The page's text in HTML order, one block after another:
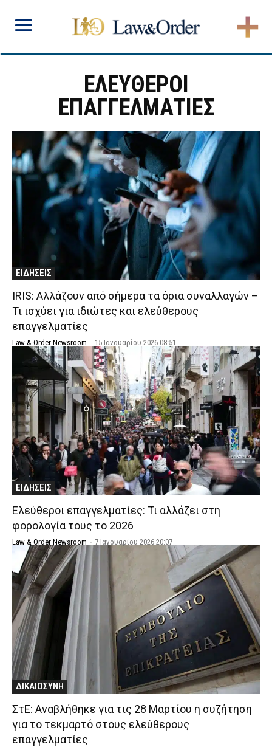
ΕΛΕΥΘΕΡΟΙ
ΕΠΑΓΓΕΛΜΑΤΙΕΣ
ΕΙΔΗΣΕΙΣ
IRIS: Αλλάζουν από σήμερα τα όρια συναλλαγών –
Τι ισχύει για ιδιώτες και ελεύθερους
επαγγελματίες
Law & Order Newsroom - 15 Ιανουαρίου 2026 08:51
ΕΙΔΗΣΕΙΣ
Ελεύθεροι επαγγελματίες: Τι αλλάζει στη
φορολογία τους το 2026
Law & Order Newsroom - 7 Ιανουαρίου 2026 20:07
ΔΙΚΑΙΟΣΥΝΗ
ΣτΕ: Αναβλήθηκε για τις 28 Μαρτίου η συζήτηση
για το τεκμαρτό στους ελεύθερους
επαγγελματίες